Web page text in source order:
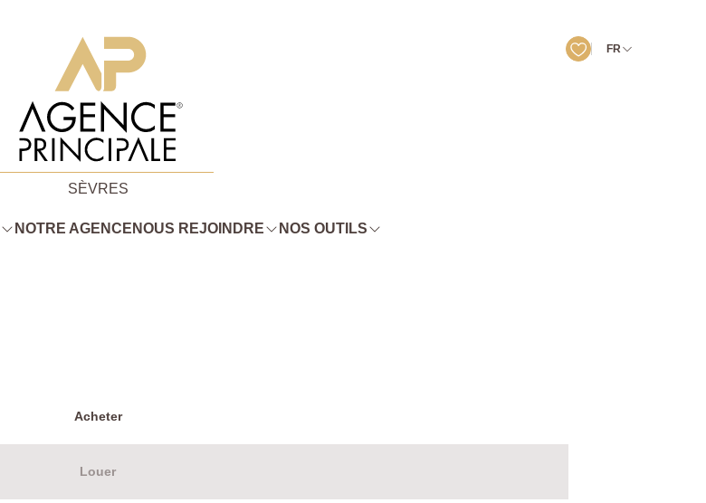
FR
SÈVRES
NOTRE AGENCE NOUS REJOINDRE NOS OUTILS
Acheter
Louer